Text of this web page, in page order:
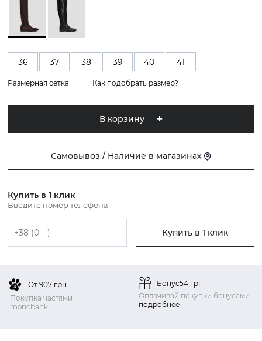
36 37 38 39 40 41
Размерная сетка Как подобрать размер?
В корзину
Самовывоз / Наличие в магазинах
Купить в 1 клик
Введите номер телефона
Купить в 1 клик
От 907 грн
Покупка частями
monobank
Бонус54 грн
Оплачивай покупки бонусами
подробнее